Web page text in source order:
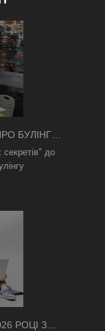
БУЛІНГ
до
РОЦІ З